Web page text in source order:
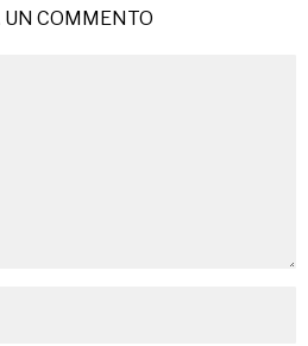
COMMENTO